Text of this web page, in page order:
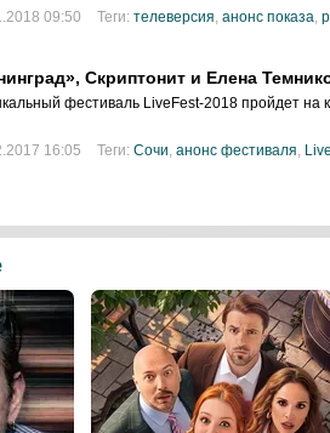
09:50
Теги: телеверсия анонс показа
Скриптонит и Елена
фестиваль LiveFest-2018 пройдет на
16:05
Теги: Сочи анонс фестиваля